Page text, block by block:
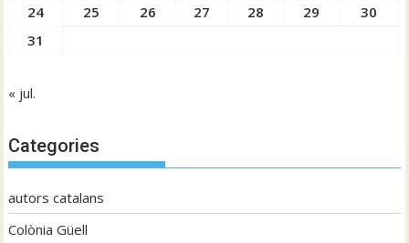
24
25 26 27 28 29
30
31
« jul.
Categories
autors catalans
Colònia Güell